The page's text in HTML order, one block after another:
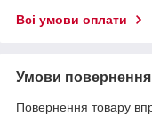
Всі умови оплати
Умови повернення
Повернення товару